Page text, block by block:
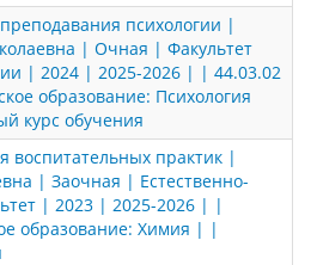
психологии |
| Очная | Факультет
| 2024 | 2025-2026 | | 44.03.02
образование: Психология
курс обучения
воспитательных практик |
| Заочная | Естественно-
| 2023 | 2025-2026 | |
образование: Химия | |